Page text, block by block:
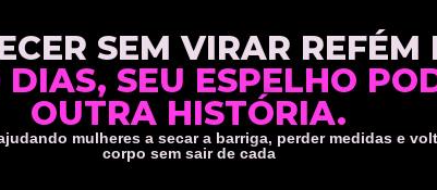
SEM VIRAR REFÉM
SEU ESPELHO
OUTRA HISTÓRIA.
mulheres a secar a barriga, perder medidas e
corpo sem sair de cada